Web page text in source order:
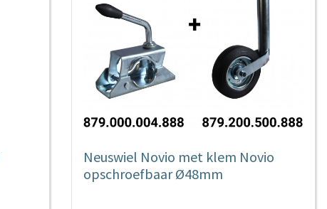
Neuswiel Novio met klem Novio
opschroefbaar Ø48mm